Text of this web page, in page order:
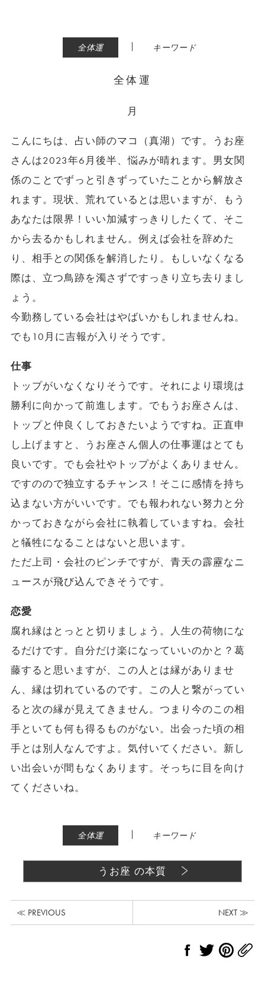
全体運 | キーワード
全体運
月
こんにちは、占い師のマコ（真湖）です。うお座
さんは2023年6月後半、悩みが晴れます。男女関
係のことでずっと引きずっていたことから解放さ
れます。現状、荒れているとは思いますが、もう
あなたは限界！いい加減すっきりしたくて、そこ
から去るかもしれません。例えば会社を辞めた
り、相手との関係を解消したり。もしいなくなる
際は、立つ鳥跡を濁さずですっきり立ち去りまし
ょう。
今勤務している会社はやばいかもしれませんね。
でも10月に吉報が入りそうです。
仕事
トップがいなくなりそうです。それにより環境は
勝利に向かって前進します。でもうお座さんは、
トップと仲良くしておきたいようですね。正直申
し上げますと、うお座さん個人の仕事運はとても
良いです。でも会社やトップがよくありません。
ですのので独立するチャンス！そこに感情を持ち
込まない方がいいです。でも報われない努力と分
かっておきながら会社に執着していますね。会社
と犠牲になることはないと思います。
ただ上司・会社のピンチですが、青天の霹靂なニ
ュースが飛び込んできそうです。
恋愛
腐れ縁はとっとと切りましょう。人生の荷物にな
るだけです。自分だけ楽になっていいのかと？葛
藤すると思いますが、この人とは縁がありませ
ん、縁は切れているのです。この人と繋がってい
ると次の縁が見えてきません。つまり今のこの相
手といても何も得るものがない。出会った頃の相
手とは別人なんですよ。気付いてください。新し
い出会いが間もなくあります。そっちに目を向け
てくださいね。
全体運 | キーワード
うお座 の本質
≪ PREVIOUS NEXT ≫